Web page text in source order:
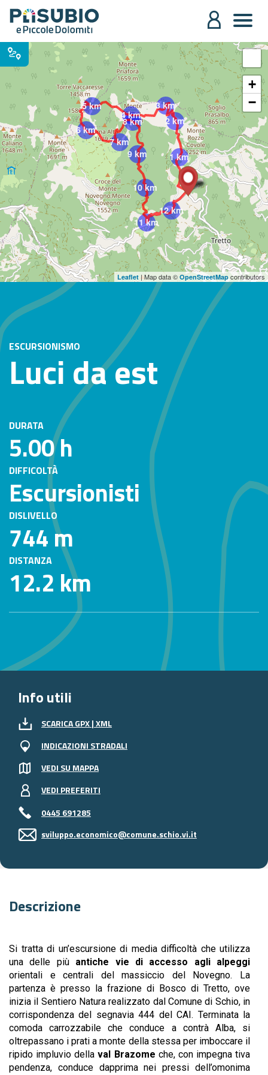
1 km
2 km
3 km
4 km
5 km
6 km
7 km
8 km
9 km
10 km
11 km
12 km
+
−
Leaflet | Map data © OpenStreetMap contributors
ESCURSIONISMO
Luci da est
DURATA
5.00 h
DIFFICOLTÀ
Escursionisti
DISLIVELLO
744 m
DISTANZA
12.2 km
Descrizione
Si tratta di un’escursione di media difficoltà che utilizza
una delle più antiche vie di accesso agli alpeggi
orientali e centrali del massiccio del Novegno. La
partenza è presso la frazione di Bosco di Tretto, ove
inizia il Sentiero Natura realizzato dal Comune di Schio, in
corrispondenza del segnavia 444 del CAI. Terminata la
comoda carrozzabile che conduce a contrà Alba, si
oltrepassano i prati a monte della stessa per imboccare il
ripido impluvio dellaval Brazome che, con impegna tiva
pendenza, conduce dapprima nei pressi dell’omonima
Info utili
SCARICA GPX | XML
INDICAZIONI STRADALI
VEDI SU MAPPA
VEDI PREFERITI
0445 691285
sviluppo.economico@comune.schio.vi.it